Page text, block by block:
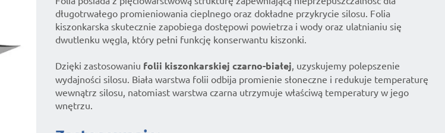
długotrwałego promieniowania cieplnego oraz dokładne przykrycie silosu. Folia
kiszonkarska skutecznie zapobiega dostępowi powietrza i wody oraz ulatnianiu się
dwutlenku węgla, który pełni funkcję konserwantu kiszonki.
Dzięki zastosowaniu folii kiszonkarskiej czarno-białej, uzyskujemy polepszenie
wydajności silosu. Biała warstwa folii odbija promienie słoneczne i redukuje temperaturę
wewnątrz silosu, natomiast warstwa czarna utrzymuje właściwą temperatury w jego
wnętrzu.